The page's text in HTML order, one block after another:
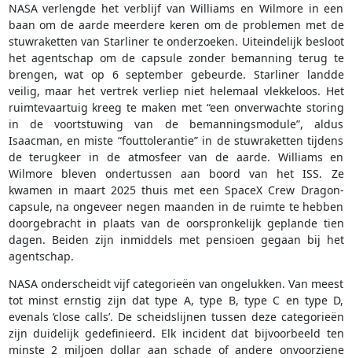
NASA verlengde het verblijf van Williams en Wilmore in een
baan om de aarde meerdere keren om de problemen met de
stuwraketten van Starliner te onderzoeken. Uiteindelijk besloot
het agentschap om de capsule zonder bemanning terug te
brengen, wat op 6 september gebeurde. Starliner landde
veilig, maar het vertrek verliep niet helemaal vlekkeloos. Het
ruimtevaartuig kreeg te maken met “een onverwachte storing
in de voortstuwing van de bemanningsmodule”, aldus
Isaacman, en miste “fouttolerantie” in de stuwraketten tijdens
de terugkeer in de atmosfeer van de aarde. Williams en
Wilmore bleven ondertussen aan boord van het ISS. Ze
kwamen in maart 2025 thuis met een SpaceX Crew Dragon-
capsule, na ongeveer negen maanden in de ruimte te hebben
doorgebracht in plaats van de oorspronkelijk geplande tien
dagen. Beiden zijn inmiddels met pensioen gegaan bij het
agentschap.
NASA onderscheidt vijf categorieën van ongelukken. Van meest
tot minst ernstig zijn dat type A, type B, type C en type D,
evenals ‘close calls’. De scheidslijnen tussen deze categorieën
zijn duidelijk gedefinieerd. Elk incident dat bijvoorbeeld ten
minste 2 miljoen dollar aan schade of andere onvoorziene